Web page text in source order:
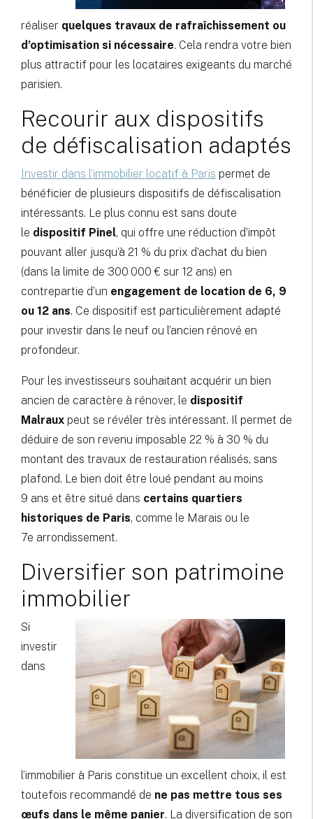
réaliser quelques travaux de rafraîchissement ou
d’optimisation si nécessaire. Cela rendra votre bien
plus attractif pour les locataires exigeants du marché
parisien.
Recourir aux dispositifs
de défiscalisation adaptés
Investir dans l’immobilier locatif à Paris permet de
bénéficier de plusieurs dispositifs de défiscalisation
intéressants. Le plus connu est sans doute
le dispositif Pinel, qui offre une réduction d’impôt
pouvant aller jusqu’à 21 % du prix d’achat du bien
(dans la limite de 300 000 € sur 12 ans) en
contrepartie d’un engagement de location de 6, 9
ou 12 ans. Ce dispositif est particulièrement adapté
pour investir dans le neuf ou l’ancien rénové en
profondeur.
Pour les investisseurs souhaitant acquérir un bien
ancien de caractère à rénover, le dispositif
Malraux peut se révéler très intéressant. Il permet de
déduire de son revenu imposable 22 % à 30 % du
montant des travaux de restauration réalisés, sans
plafond. Le bien doit être loué pendant au moins
9 ans et être situé dans certains quartiers
historiques de Paris, comme le Marais ou le
7e arrondissement.
Diversifier son patrimoine
immobilier
Si
investir
dans
l’immobilier à Paris constitue un excellent choix, il est
toutefois recommandé de ne pas mettre tous ses
œufs dans le même panier. La diversification de son